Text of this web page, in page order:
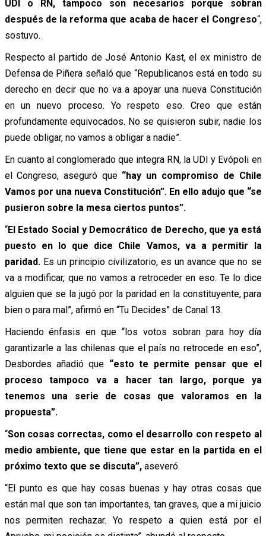
UDI o RN, tampoco son necesarios porque sobran
después de la reforma que acaba de hacer el Congreso“,
sostuvo.
Respecto al partido de José Antonio Kast, el ex ministro de
Defensa de Piñera señaló que “Republicanos está en todo su
derecho en decir que no va a apoyar una nueva Constitución
en un nuevo proceso. Yo respeto eso. Creo que están
profundamente equivocados. No se quisieron subir, nadie los
puede obligar, no vamos a obligar a nadie”.
En cuanto al conglomerado que integra RN, la UDI y Evópoli en
el Congreso, aseguró que“hay un compromiso de Chile
Vamos por una nueva Constitución”. En ello adujo que “se
pusieron sobre la mesa ciertos puntos”.
“El Estado Social y Democrático de Derecho, que ya está
puesto en lo que dice Chile Vamos, va a permitir la
paridad. Es un principio civilizatorio, es un avance que no se
va a modificar, que no vamos a retroceder en eso. Te lo dice
alguien que se la jugó por la paridad en la constituyente, para
bien o para mal”, afirmó en “Tu Decides” de Canal 13.
Haciendo énfasis en que “los votos sobran para hoy día
garantizarle a las chilenas que el país no retrocede en eso”,
Desbordes añadió que “esto te permite pensar que el
proceso tampoco va a hacer tan largo, porque ya
tenemos una serie de cosas que valoramos en la
propuesta”.
“Son cosas correctas, como el desarrollo con respeto al
medio ambiente, que tiene que estar en la partida en el
próximo texto que se discuta”,aseveró.
“El punto es que hay cosas buenas y hay otras cosas que
están mal que son tan importantes, tan graves, que a mi juicio
nos permiten rechazar. Yo respeto a quien está por el